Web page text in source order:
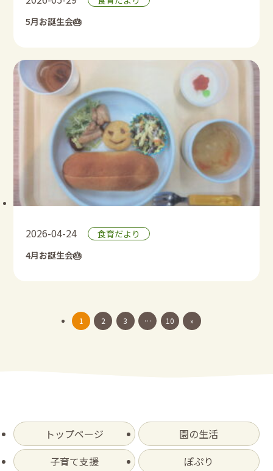
5月お誕生会🎂
2026-04-24
食育だより
4月お誕生会🎂
1 2 3 … 10 »
トップページ
園の生活
子育て支援
ぽぷり